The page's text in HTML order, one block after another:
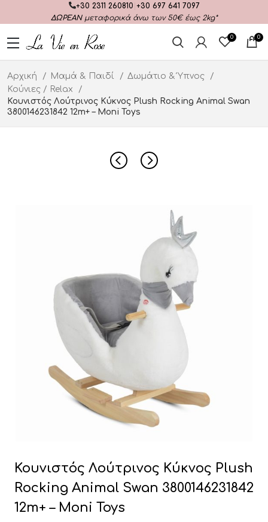
+30 2311 260810 +30 697 641 7097
ΔΩΡΕΑΝμεταφορικά άνω των 50€ έως 2kg*
0 0
Αρχική Μαμά & Παιδί
Δωμάτιο & Ύπνος
Κούνιες / Relax
Κουνιστός Λούτρινος Κύκνος Plush Rocking Animal Swan
3800146231842 12m+ – Moni Toys
Κουνιστός Λούτρινος Κύκνος Plush
Rocking Animal Swan 3800146231842
12m+ – Moni Toys